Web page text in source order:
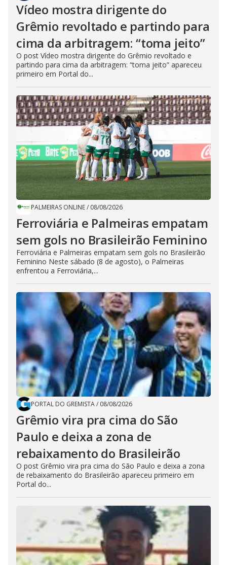
Vídeo mostra dirigente do
Grêmio revoltado e partindo para
cima da arbitragem: “toma jeito”
O post Vídeo mostra dirigente do Grêmio revoltado e
partindo para cima da arbitragem: “toma jeito” apareceu
primeiro em Portal do...
PALMEIRAS ONLINE/ 08/08/2026
Ferroviária e Palmeiras empatam
sem gols no Brasileirão Feminino
Ferroviária e Palmeiras empatam sem gols no Brasileirão
Feminino Neste sábado (8 de agosto), o Palmeiras
enfrentou a Ferroviária,...
PORTAL DO GREMISTA/ 08/08/2026
Grêmio vira pra cima do São
Paulo e deixa a zona de
rebaixamento do Brasileirão
O post Grêmio vira pra cima do São Paulo e deixa a zona
de rebaixamento do Brasileirão apareceu primeiro em
Portal do...